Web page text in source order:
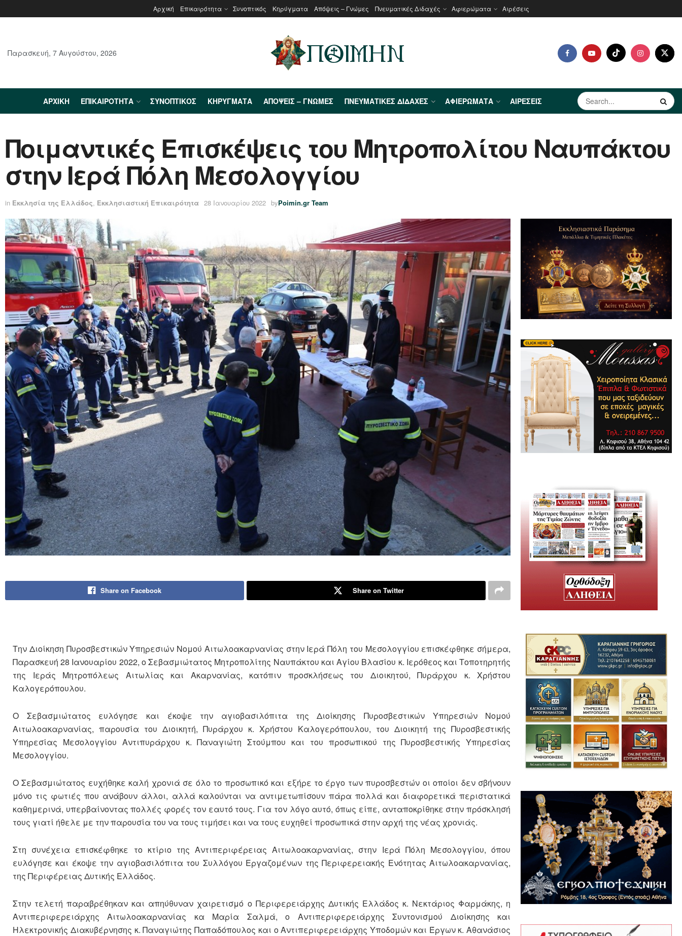
Αρχική Επικαιρότητα Συνοπτικός Κηρύγματα Απόψεις – Γνώμες Πνευματικές Διδαχές Αφιερώματα Αιρέσεις
Παρασκευή, 7 Αυγούστου, 2026
ΑΡΧΙΚΉ ΕΠΙΚΑΙΡΌΤΗΤΑ ΣΥΝΟΠΤΙΚΌΣ ΚΗΡΎΓΜΑΤΑ ΑΠΌΨΕΙΣ – ΓΝΏΜΕΣ ΠΝΕΥΜΑΤΙΚΈΣ ΔΙΔΑΧΈΣ ΑΦΙΕΡΏΜΑΤΑ ΑΙΡΈΣΕΙΣ
Ποιμαντικές Επισκέψεις του Μητροπολίτου Ναυπάκτου
στην Ιερά Πόλη Μεσολογγίου
in Εκκλησία της Ελλάδος, Εκκλησιαστική Επικαιρότητα 28 Ιανουαρίου 2022 byPoimin.gr Team
Share on Facebook Share on Twitter
Την Διοίκηση Πυροσβεστικών Υπηρεσιών Νομού Αιτωλοακαρνανίας στην Ιερά Πόλη του Μεσολογγίου επισκέφθηκε σήμερα,
Παρασκευή 28 Ιανουαρίου 2022, ο Σεβασμιώτατος Μητροπολίτης Ναυπάκτου και Αγίου Βλασίου κ. Ιερόθεος και Τοποτηρητής
της Ιεράς Μητροπόλεως Αιτωλίας και Ακαρνανίας, κατόπιν προσκλήσεως του Διοικητού, Πυράρχου κ. Χρήστου
Καλογερόπουλου.
Ο Σεβασμιώτατος ευλόγησε και έκοψε την αγιοβασιλόπιτα της Διοίκησης Πυροσβεστικών Υπηρεσιών Νομού
Αιτωλοακαρνανίας, παρουσία του Διοικητή, Πυράρχου κ. Χρήστου Καλογερόπουλου, του Διοικητή της Πυροσβεστικής
Υπηρεσίας Μεσολογγίου Αντιπυράρχου κ. Παναγιώτη Στούμπου και του προσωπικού της Πυροσβεστικής Υπηρεσίας
Μεσολογγίου.
Ο Σεβασμιώτατος ευχήθηκε καλή χρονιά σε όλο το προσωπικό και εξήρε το έργο των πυροσβεστών οι οποίοι δεν σβήνουν
μόνο τις φωτιές που ανάβουν άλλοι, αλλά καλούνται να αντιμετωπίσουν πάρα πολλά και διαφορετικά περιστατικά
καθημερινά, υπερβαίνοντας πολλές φορές τον εαυτό τους. Για τον λόγο αυτό, όπως είπε, ανταποκρίθηκε στην πρόσκλησή
τους γιατί ήθελε με την παρουσία του να τους τιμήσει και να τους ευχηθεί προσωπικά στην αρχή της νέας χρονιάς.
Στη συνέχεια επισκέφθηκε το κτίριο της Αντιπεριφέρειας Αιτωλοακαρνανίας, στην Ιερά Πόλη Μεσολογγίου, όπου
ευλόγησε και έκοψε την αγιοβασιλόπιτα του Συλλόγου Εργαζομένων της Περιφερειακής Ενότητας Αιτωλοακαρνανίας,
της Περιφέρειας Δυτικής Ελλάδος.
Στην τελετή παραβρέθηκαν και απηύθυναν χαιρετισμό ο Περιφερειάρχης Δυτικής Ελλάδος κ. Νεκτάριος Φαρμάκης, η
Αντιπεριφερειάρχης Αιτωλοακαρνανίας κα Μαρία Σαλμά, ο Αντιπεριφερειάρχης Συντονισμού Διοίκησης και
Ηλεκτρονικής Διακυβέρνησης κ. Παναγιώτης Παπαδόπουλος και ο Αντιπεριφερειάρχης Υποδομών και Έργων κ. Αθανάσιος